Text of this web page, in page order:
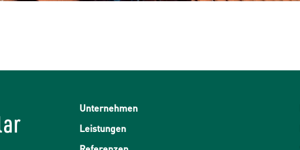
Unternehmen
Leistungen